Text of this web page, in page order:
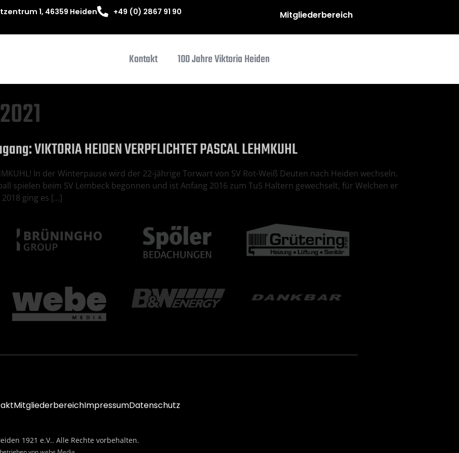
1, 46359 Heiden
+49 (0) 2867 91 90
Mitgliederbereich
Kontakt 100 Jahre Viktoria Heiden
VIKTORIA HEIDEN VERPFLICHTET PASCAL LEHMKUHL
In der Winterpause wird der 22-jährige Torwart von SV Rot-Weiß Deuten nach Heiden wechseln.
spielen beim SV Lembeck begonnen und ist Anfang 2016 zum TuS Haltern gewechselt, für Welchen er
ging es […]
MitgliederbereichImpressumDatenschutz
1921 e.V.. Alle Rechte vorbehalten.